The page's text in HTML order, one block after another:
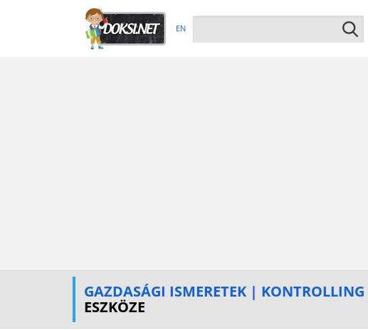
EN
GAZDASÁGI ISMERETEK | KONTROLLING
ESZKÖZE